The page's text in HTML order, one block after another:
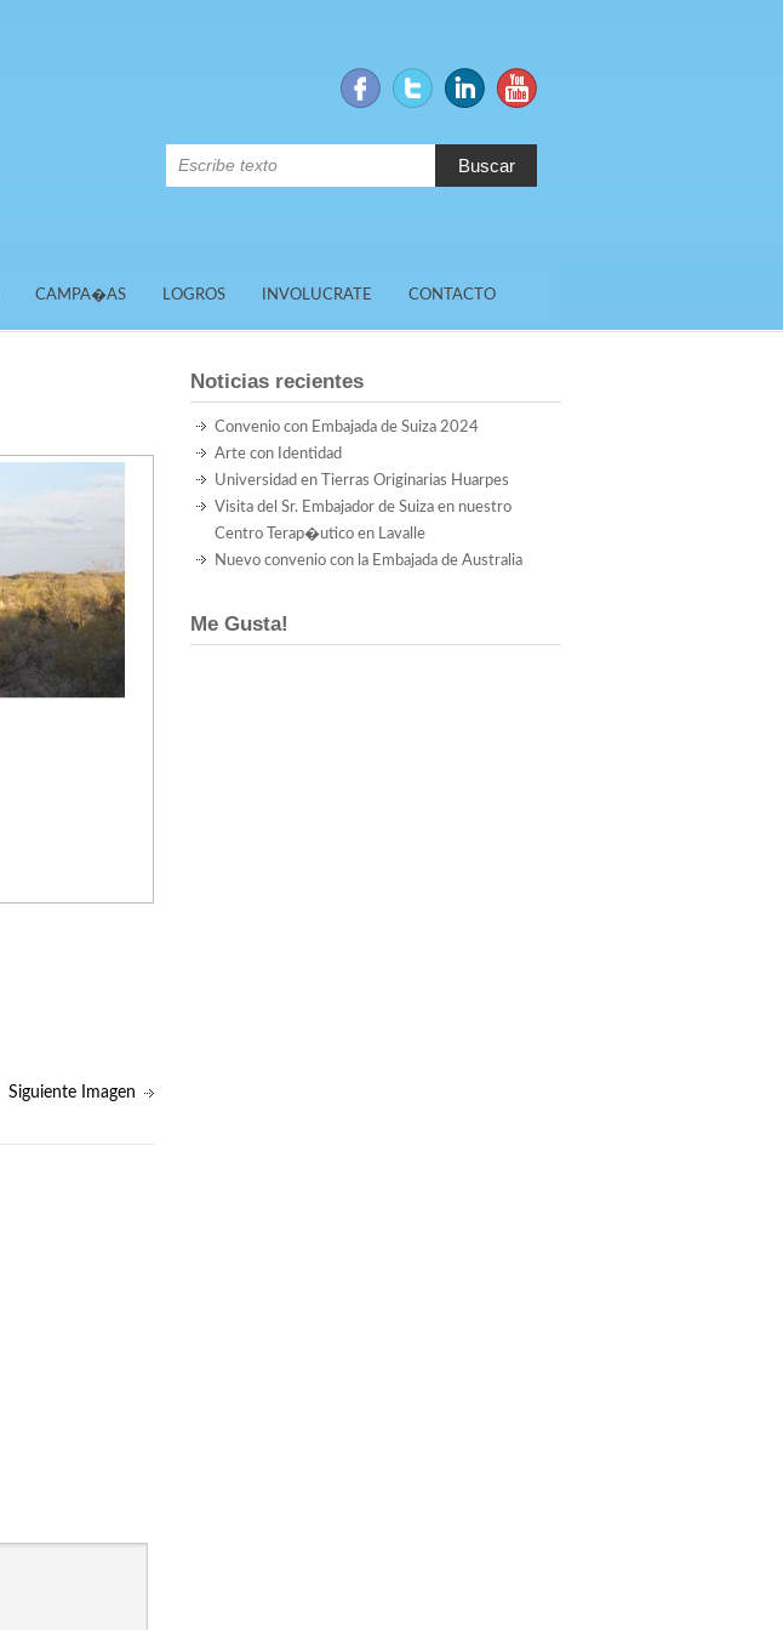
Buscar
CAMPA�AS LOGROS INVOLUCRATE CONTACTO
Siguiente Imagen
Noticias recientes
Convenio con Embajada de Suiza 2024
Arte con Identidad
Universidad en Tierras Originarias Huarpes
Visita del Sr. Embajador de Suiza en nuestro
Centro Terap�utico en Lavalle
Nuevo convenio con la Embajada de Australia
Me Gusta!